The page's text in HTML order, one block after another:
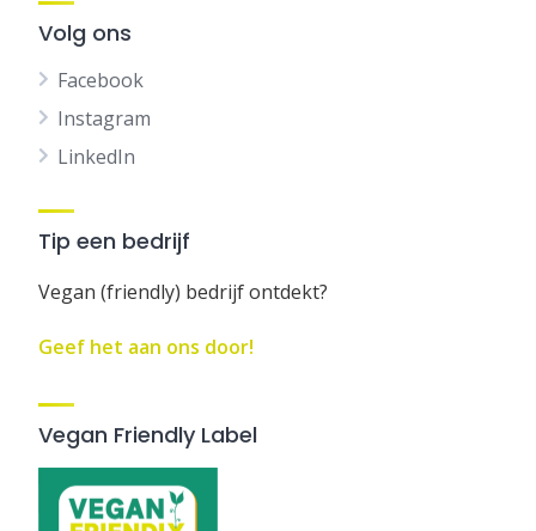
Volg ons
Facebook
Instagram
LinkedIn
Tip een bedrijf
Vegan (friendly) bedrijf ontdekt?
Geef het aan ons door!
Vegan Friendly Label